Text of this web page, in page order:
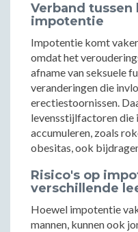
Verband
impotentie
Impotentie komt
omdat het
afname van seksuele
veranderingen die
erectiestoornissen.
levensstijlfactoren die
accumuleren, zoals
obesitas, ook
Risico's op
verschillende
Hoewel impotentie
mannen, kunnen ook